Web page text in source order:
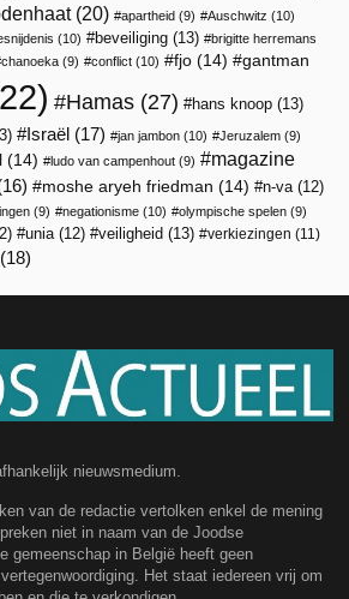
(20) apartheid (9) Auschwitz (10)
(10) beveiliging (13)
brigitte herremans
chanoeka (9) conflict (10) fjo (14) gantman
Hamas (27) hans knoop (13)
Israël (17) jan jambon (10) Jeruzalem (9)
(14) ludo van campenhout (9)
magazine
moshe aryeh friedman (14) n-va (12)
(9) negationisme (10) olympische spelen (9)
unia (12) veiligheid (13) verkiezingen (11)
(18)
nieuwsmedium.
van de redactie vertolken enkel de mening
niet in naam van de Joodse
gemeenschap in België heeft geen
Het staat iedereen vrij om